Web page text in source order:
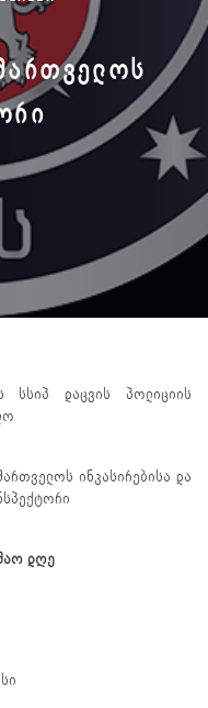
სსიპ დაცვის პოლიციის
ინკასირებისა და
დღე
1125 ლარი